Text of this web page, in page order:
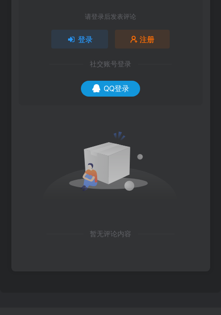
请登录后发表评论
登录 注册
社交账号登录
QQ登录
暂无评论内容